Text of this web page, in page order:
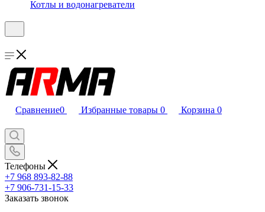
Котлы и водонагреватели
Сравнение0 Избранные товары 0 Корзина 0
Телефоны
+7 968 893-82-88
+7 906-731-15-33
Заказать звонок